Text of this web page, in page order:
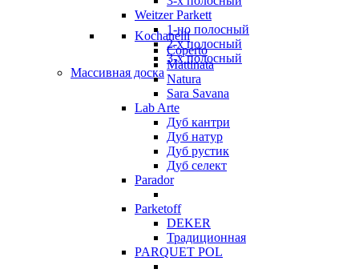
Weitzer Parkett
1-но полосный
2-х полосный
3-х полосный
Массивная доска
Kochanelli
Coperto
Mattinata
Natura
Sara Savana
Lab Arte
Дуб кантри
Дуб натур
Дуб рустик
Дуб селект
Parador
Parketoff
DEKER
Традиционная
PARQUET POL